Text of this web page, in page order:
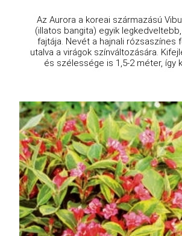
Az Aurora a koreai származású
(illatos bangita) egyik
fajtája. Nevét a hajnali rózsaszínes
utalva a virágok színváltozására.
és szélessége is 1,5-2 méter, így